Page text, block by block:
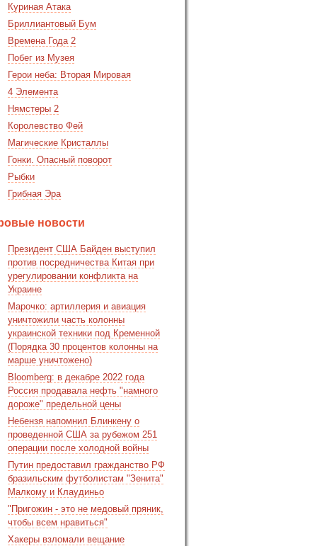
Куриная Атака
Бриллиантовый Бум
Времена Года 2
Побег из Музея
Герои неба: Вторая Мировая
4 Элемента
Нямстеры 2
Королевство Фей
Магические Кристаллы
Гонки. Опасный поворот
Рыбки
Грибная Эра
новости
Президент США Байден выступил
против посредничества Китая при
урегулировании конфликта на
Украине
Марочко: артиллерия и авиация
уничтожили часть колонны
украинской техники под Кременной
(Порядка 30 процентов колонны на
марше уничтожено)
Bloomberg: в декабре 2022 года
Россия продавала нефть "намного
дороже" предельной цены
Небензя напомнил Блинкену о
проведенной США за рубежом 251
операции после холодной войны
Путин предоставил гражданство РФ
бразильским футболистам "Зенита"
Малкому и Клаудиньо
"Пригожин - это не медовый пряник,
чтобы всем нравиться"
Хакеры взломали вещание